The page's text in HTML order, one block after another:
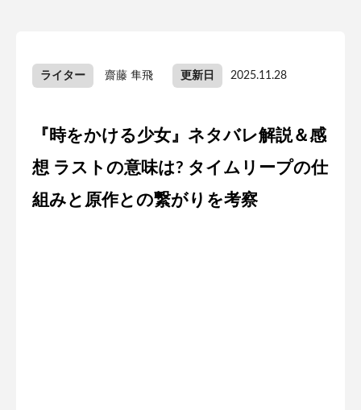
ライター 齋藤 隼飛 更新日 2025.11.28
『時をかける少女』ネタバレ解説＆感
想 ラストの意味は? タイムリープの仕
組みと原作との繋がりを考察